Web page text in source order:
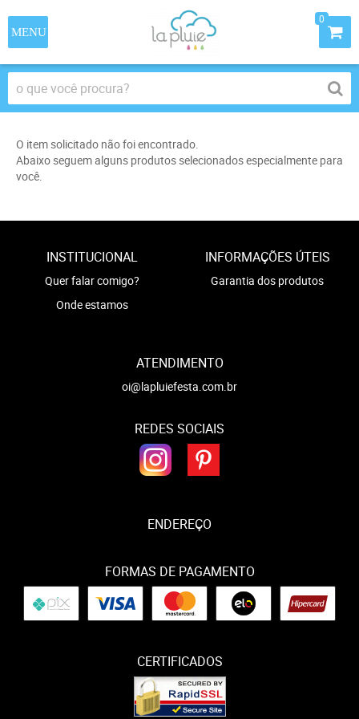
0
O item solicitado não foi encontrado.
Abaixo seguem alguns produtos selecionados especialmente para
você.
INSTITUCIONAL
Quer falar comigo?
Onde estamos
INFORMAÇÕES ÚTEIS
Garantia dos produtos
ATENDIMENTO
oi@lapluiefesta.com.br
REDES SOCIAIS
ENDEREÇO
FORMAS DE PAGAMENTO
CERTIFICADOS